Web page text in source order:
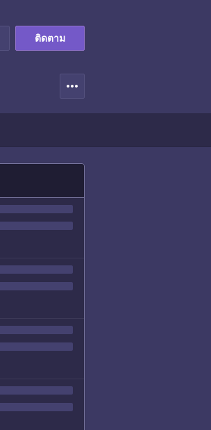
ติดตาม
more_horiz